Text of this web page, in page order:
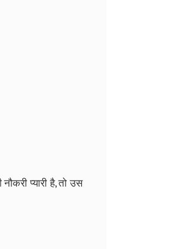
प्यारी है, तो उस